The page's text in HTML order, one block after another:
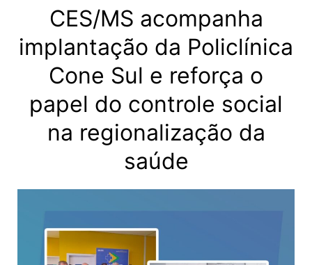
CES/MS acompanha
implantação da Policlínica
Cone Sul e reforça o
papel do controle social
na regionalização da
saúde